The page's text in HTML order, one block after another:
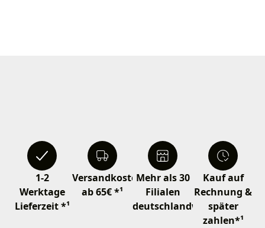
1-2
Werktage
Lieferzeit *¹
Versandkostenfrei
ab 65€ *¹
Mehr als 30
Filialen
deutschlandweit
Kauf auf
Rechnung &
später
zahlen*¹